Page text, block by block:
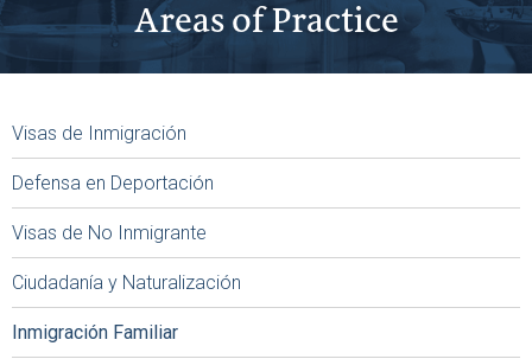
Areas of Practice
Visas de Inmigración
Defensa en Deportación
Visas de No Inmigrante
Ciudadanía y Naturalización
Inmigración Familiar